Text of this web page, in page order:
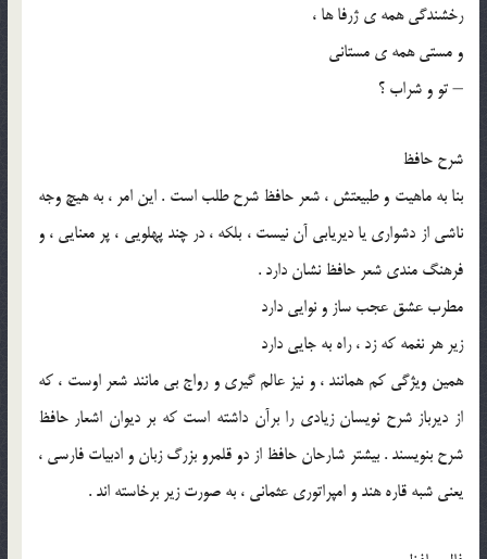
رخشندگی همه‌ ی ژرفا ها ،
و مستی همه ‌ی مستانی
– تو و شراب ؟
شرح حافظ
بنا به ماهیت و طبیعتش ، شعر حافظ شرح ‌طلب است . این امر ، به هیچ وجه
ناشی از دشواری یا دیریابی آن نیست ، بلکه ، در چند پهلویی ، پر معنایی ، و
فرهنگ ‌مندی شعر حافظ نشان‌ دارد .
مطرب عشق عجب ساز و نوایی دارد
زیر هر نغمه که زد ، راه به جایی دارد
همین ویژگی کم‌ همانند ، و نیز عالم ‌گیری و رواج بی ‌مانند شعر اوست ، که
از دیرباز شرح ‌نویسان زیادی را برآن داشته ‌است که بر دیوان اشعار حافظ
شرح بنویسند . بیشتر شارحان حافظ از دو قلمرو بزرگ زبان و ادبیات فارسی ،
یعنی شبه قاره هند و امپراتوری عثمانی ، به صورت زیر برخاسته ‌اند .